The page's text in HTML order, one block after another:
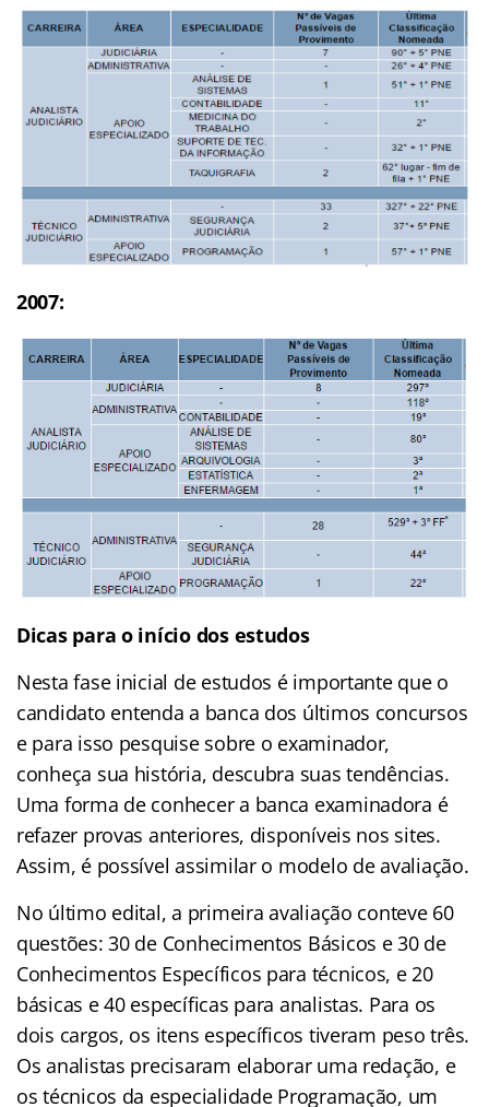
2007:
Dicas para o início dos estudos
Nesta fase inicial de estudos é importante que o
candidato entenda a banca dos últimos concursos
e para isso pesquise sobre o examinador,
conheça sua história, descubra suas tendências.
Uma forma de conhecer a banca examinadora é
refazer provas anteriores, disponíveis nos sites.
Assim, é possível assimilar o modelo de avaliação.
No último edital, a primeira avaliação conteve 60
questões: 30 de Conhecimentos Básicos e 30 de
Conhecimentos Específicos para técnicos, e 20
básicas e 40 específicas para analistas. Para os
dois cargos, os itens específicos tiveram peso três.
Os analistas precisaram elaborar uma redação, e
os técnicos da especialidade Programação, um